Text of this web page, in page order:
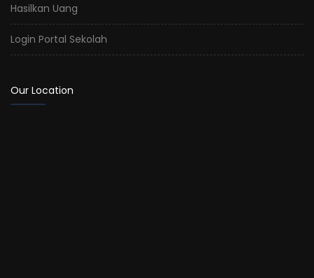
Hasilkan Uang
Login Portal Sekolah
Our Location